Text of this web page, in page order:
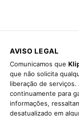
AVISO LEGAL
Comunicamos que
que não solicita
liberação de
continuamente para
informações,
desatualizado em